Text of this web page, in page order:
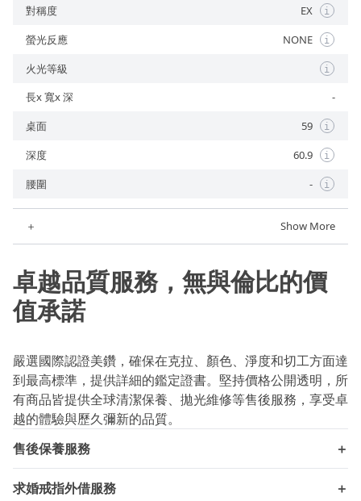
對稱度 EX i
螢光反應 NONE i
火光等級 i
長x 寬x 深
-
桌面
59 i
深度 60.9 i
腰圍 - i
＋ Show More
卓越品質服務，無與倫比的價
值承諾
嚴選國際認證美鑽，確保在克拉、顏色、淨度和切工方面達
到最高標準，提供詳細的鑑定證書。堅持價格公開透明，所
有商品皆提供全球清潔保養、拋光維修等售後服務，享受卓
越的體驗與歷久彌新的品質。
售後保養服務
＋
求婚戒指外借服務 ＋